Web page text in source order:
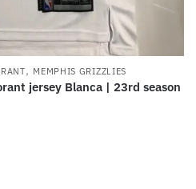
, MEMPHIS GRIZZLIES
jersey Blanca | 23rd season